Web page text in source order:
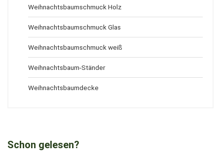
Weihnachtsbaumschmuck Holz
Weihnachtsbaumschmuck Glas
Weihnachtsbaumschmuck weiß
Weihnachtsbaum-Ständer
Weihnachtsbaumdecke
Schon gelesen?